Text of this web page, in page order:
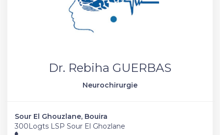
Dr. Rebiha GUERBAS
Neurochirurgie
Sour El Ghouzlane, Bouira
300Logts LSP Sour El Ghozlane